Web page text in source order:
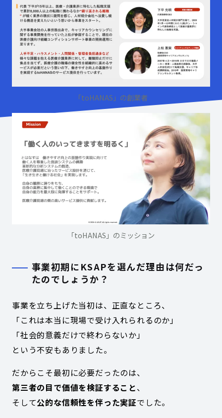
「toHANAS」の創業者
「toHANAS」のミッション
事業初期にKSAPを選んだ理由は何だっ
たのでしょうか？
事業を立ち上げた当初は、正直なところ、
「これは本当に現場で受け入れられるのか」
「社会的意義だけで終わらないか」
という不安もありました。
だからこそ最初に必要だったのは、
第三者の目で価値を検証すること、
そして公的な信頼性を伴った実証でした。